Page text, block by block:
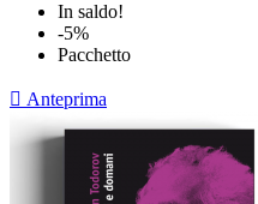
In saldo!
-5%
Pacchetto
 Anteprima